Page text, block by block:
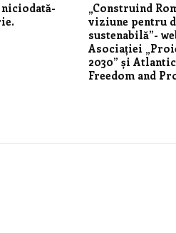
niciodată-
„Construind
viziune pentru
sustenabilă”-
Asociației
2030” și
Freedom and